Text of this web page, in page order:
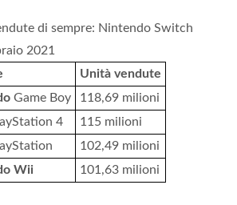
di sempre: Nintendo Switch
2021
Unità vendute
Game Boy
118,69 milioni
4
115 milioni
102,49 milioni
Wii 101,63 milioni